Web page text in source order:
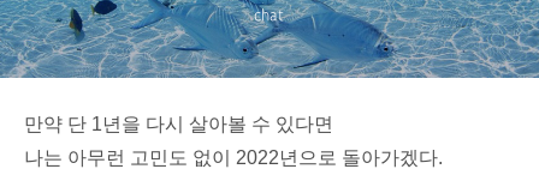
chat
만약 단 1년을 다시 살아볼 수 있다면
나는 아무런 고민도 없이 2022년으로 돌아가겠다.